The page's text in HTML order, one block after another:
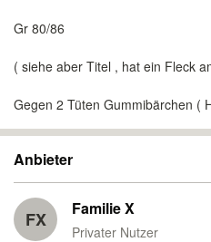
Gr 80/86
( siehe aber Titel , hat ein Fleck
Gegen 2 Tüten Gummibärchen (
Anbieter
FX Familie X
Privater Nutzer